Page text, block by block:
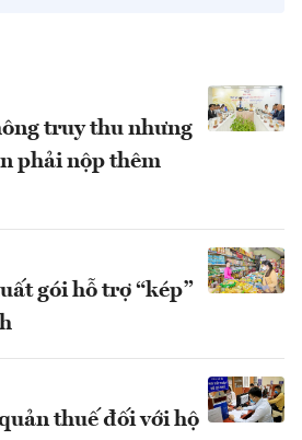
truy thu nhưng
phải nộp thêm
gói hỗ trợ “kép”
thuế đối với hộ